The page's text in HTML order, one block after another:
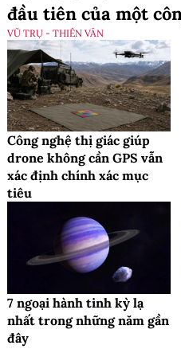
đầu tiên của một
VŨ TRỤ - THIÊN VĂN
Công nghệ thị giác giúp
drone không cần GPS vẫn
xác định chính xác mục
tiêu
7 ngoại hành tinh kỳ lạ
nhất trong những năm gần
đây